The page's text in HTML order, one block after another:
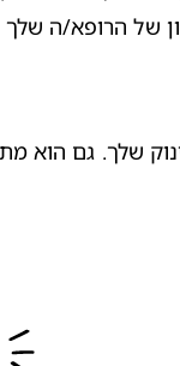
של הרופא/ה
שלך. גם הוא